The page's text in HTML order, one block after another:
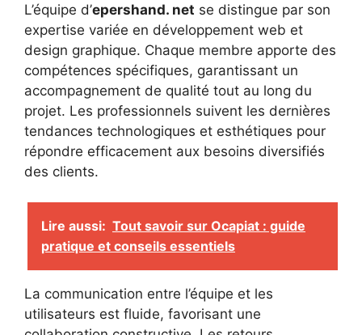
L’équipe d’epershand. net se distingue par son
expertise variée en développement web et
design graphique. Chaque membre apporte des
compétences spécifiques, garantissant un
accompagnement de qualité tout au long du
projet. Les professionnels suivent les dernières
tendances technologiques et esthétiques pour
répondre efficacement aux besoins diversifiés
des clients.
Lire aussi: Tout savoir sur Ocapiat : guide
pratique et conseils essentiels
La communication entre l’équipe et les
utilisateurs est fluide, favorisant une